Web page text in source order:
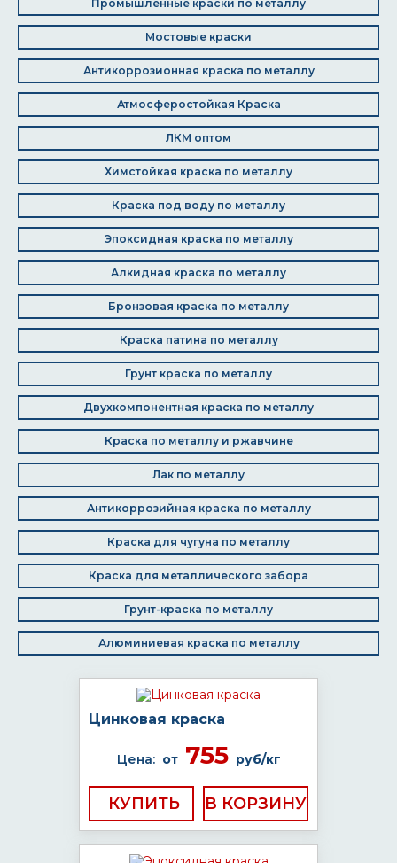
Промышленные краски по металлу
Мостовые краски
Антикоррозионная краска по металлу
Атмосферостойкая Краска
ЛКМ оптом
Химстойкая краска по металлу
Краска под воду по металлу
Эпоксидная краска по металлу
Алкидная краска по металлу
Бронзовая краска по металлу
Краска патина по металлу
Грунт краска по металлу
Двухкомпонентная краска по металлу
Краска по металлу и ржавчине
Лак по металлу
Антикоррозийная краска по металлу
Краска для чугуна по металлу
Краска для металлического забора
Грунт-краска по металлу
Алюминиевая краска по металлу
Цинковая краска
Цена: от755 руб/кг
КУПИТЬ